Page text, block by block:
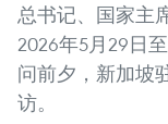
总书记、国家主
2026年5月29日
问前夕，新加坡
访。